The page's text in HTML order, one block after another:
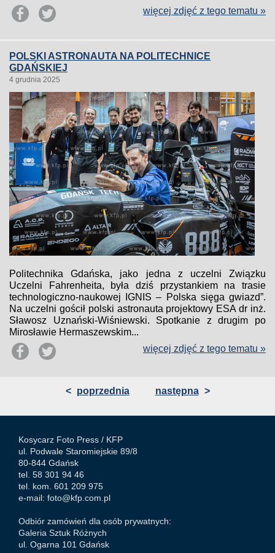
więcej zdjęć z tego tematu »
POLSKI ASTRONAUTA NA POLITECHNICE
GDAŃSKIEJ
4 grudnia 2025
Politechnika Gdańska, jako jedna z uczelni Związku
Uczelni Fahrenheita, była dziś przystankiem na trasie
technologiczno-naukowej IGNIS – Polska sięga gwiazd”.
Na uczelni gościł polski astronauta projektowy ESA dr inż.
Sławosz Uznański-Wiśniewski. Spotkanie z drugim po
Mirosławie Hermaszewskim...
więcej zdjęć z tego tematu »
< poprzednia następna >
Kosycarz Foto Press / KFP
ul. Podwale Staromiejskie 89/8
80-844 Gdańsk
tel. 58 301 94 46
tel. kom. 601 209 975
e-mail: foto@kfp.com.pl
Odbiór zamówień dla osób prywatnych:
Galeria Sztuk Różnych
ul. Ogarna 101 Gdańsk